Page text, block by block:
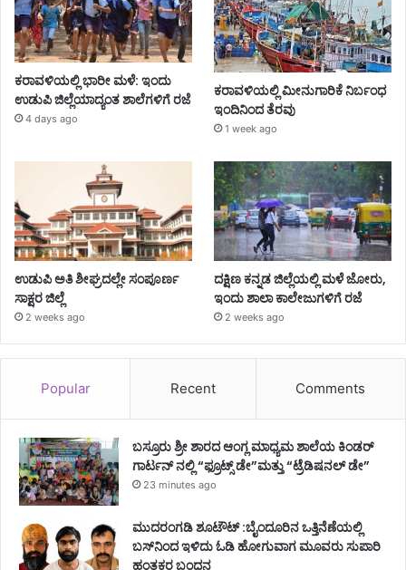
ಕರಾವಳಿಯಲ್ಲಿ ಭಾರೀ ಮಳೆ: ಇಂದು
ಉಡುಪಿ ಜಿಲ್ಲೆಯಾದ್ಯಂತ ಶಾಲೆಗಳಿಗೆ ರಜೆ
4 days ago
ಕರಾವಳಿಯಲ್ಲಿ ಮೀನುಗಾರಿಕೆ ನಿರ್ಬಂಧ
ಇಂದಿನಿಂದ ತೆರವು
1 week ago
ಉಡುಪಿ ಅತಿ ಶೀಘ್ರದಲ್ಲೇ ಸಂಪೂರ್ಣ
ಸಾಕ್ಷರ ಜಿಲ್ಲೆ
2 weeks ago
ದಕ್ಷಿಣ ಕನ್ನಡ ಜಿಲ್ಲೆಯಲ್ಲಿ ಮಳೆ ಜೋರು,
ಇಂದು ಶಾಲಾ ಕಾಲೇಜುಗಳಿಗೆ ರಜೆ
2 weeks ago
Popular Recent Comments
ಬಸ್ರೂರು ಶ್ರೀ ಶಾರದ ಆಂಗ್ಲ ಮಾಧ್ಯಮ ಶಾಲೆಯ ಕಿಂಡರ್
ಗಾರ್ಟನ್ ನಲ್ಲಿ “ಫ್ರೂಟ್ಸ್ ಡೇ”ಮತ್ತು “ಟ್ರೆಡಿಷನಲ್ ಡೇ”
23 minutes ago
ಮುದರಂಗಡಿ ಶೂಟೌಟ್ :ಬೈಂದೂರಿನ ಒತ್ತಿನೆಣೆಯಲ್ಲಿ
ಬಸ್‌ನಿಂದ ಇಳಿದು ಓಡಿ ಹೋಗುವಾಗ ಮೂವರು ಸುಪಾರಿ
ಹಂತಕರ ಬಂಧನ